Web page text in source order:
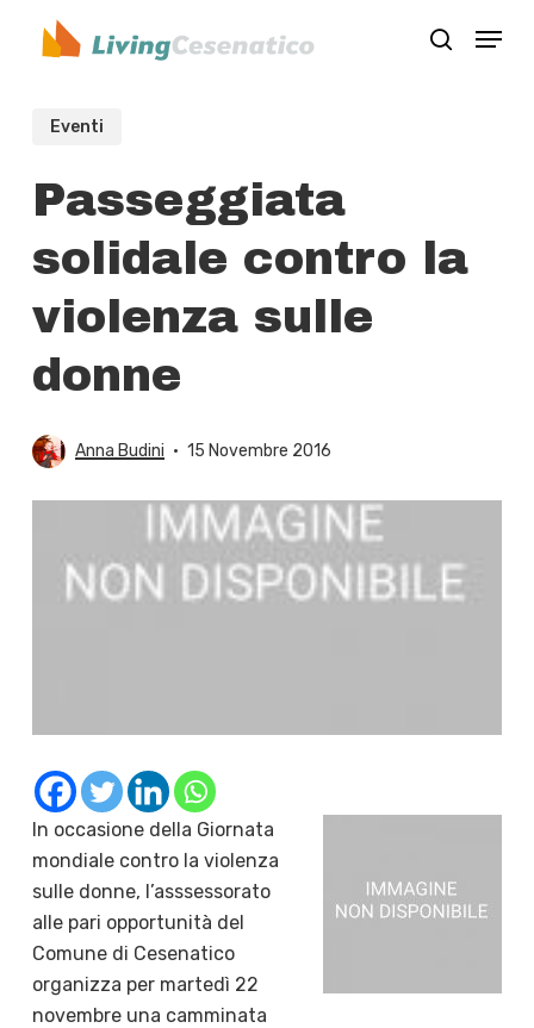
search
Menu
Eventi
Passeggiata
solidale contro la
violenza sulle
donne
Anna Budini 15 Novembre 2016
In occasione della Giornata
mondiale contro la violenza
sulle donne, l’asssessorato
alle pari opportunità del
Comune di Cesenatico
organizza per martedì 22
novembre una camminata